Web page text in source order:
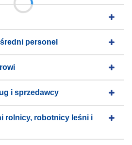
personel
i sprzedawcy
rolnicy, robotnicy leśni i